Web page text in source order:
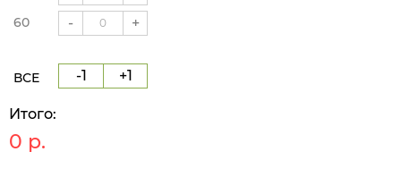
60 +
-
ВСЕ +1
-1
Итого:
0 р.